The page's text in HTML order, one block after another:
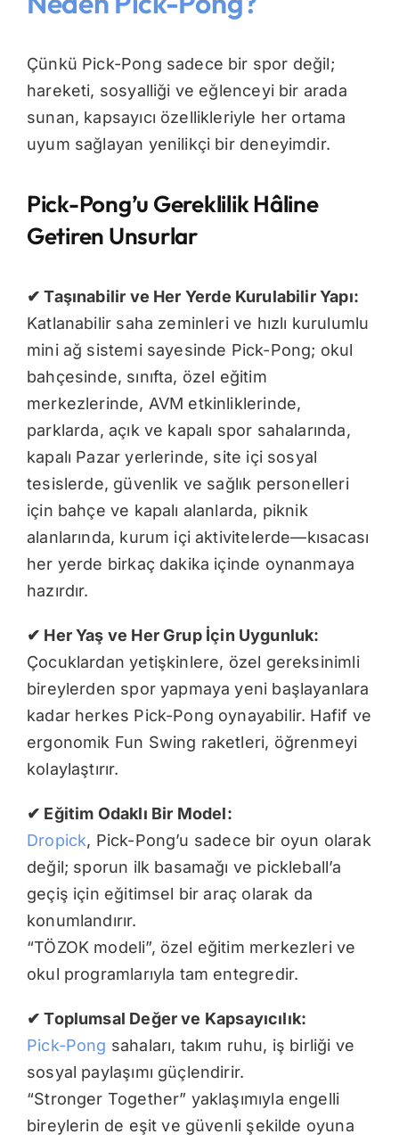
Çünkü Pick-Pong sadece bir spor değil;
hareketi, sosyalliği ve eğlenceyi bir arada
sunan, kapsayıcı özellikleriyle her ortama
uyum sağlayan yenilikçi bir deneyimdir.
Pick-Pong’u Gereklilik Hâline
Getiren Unsurlar
✔ Taşınabilir ve Her Yerde Kurulabilir Yapı:
Katlanabilir saha zeminleri ve hızlı kurulumlu
mini ağ sistemi sayesinde Pick-Pong; okul
bahçesinde, sınıfta, özel eğitim
merkezlerinde, AVM etkinliklerinde,
parklarda, açık ve kapalı spor sahalarında,
kapalı Pazar yerlerinde, site içi sosyal
tesislerde, güvenlik ve sağlık personelleri
için bahçe ve kapalı alanlarda, piknik
alanlarında, kurum içi aktivitelerde—kısacası
her yerde birkaç dakika içinde oynanmaya
hazırdır.
✔ Her Yaş ve Her Grup İçin Uygunluk:
Çocuklardan yetişkinlere, özel gereksinimli
bireylerden spor yapmaya yeni başlayanlara
kadar herkes Pick-Pong oynayabilir. Hafif ve
ergonomik Fun Swing raketleri, öğrenmeyi
kolaylaştırır.
✔ Eğitim Odaklı Bir Model:
Dropick, Pick-Pong’u sadece bir oyun olarak
değil; sporun ilk basamağı ve pickleball’a
geçiş için eğitimsel bir araç olarak da
konumlandırır.
“TÖZOK modeli”, özel eğitim merkezleri ve
okul programlarıyla tam entegredir.
✔ Toplumsal Değer ve Kapsayıcılık:
Pick-Pong sahaları, takım ruhu, iş birliği ve
sosyal paylaşımı güçlendirir.
“Stronger Together” yaklaşımıyla engelli
bireylerin de eşit ve güvenli şekilde oyuna